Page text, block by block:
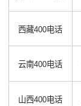
西藏400电话
云南400电话
山西400电话